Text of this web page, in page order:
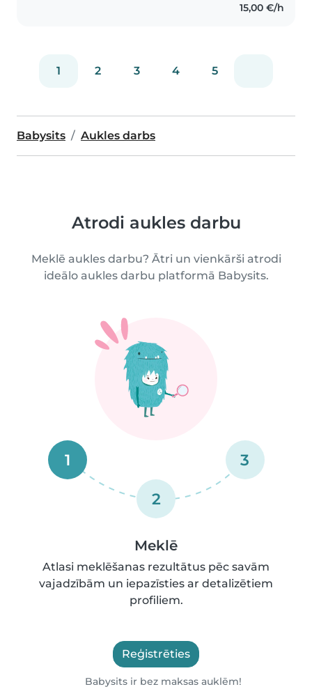
15,00 €/h
1 2 3 4 5
Babysits Aukles darbs
Atrodi aukles darbu
Meklē aukles darbu? Ātri un vienkārši atrodi
ideālo aukles darbu platformā Babysits.
1
2
3
Meklē
Atlasi meklēšanas rezultātus pēc savām
vajadzībām un iepazīsties ar detalizētiem
profiliem.
Reģistrēties
Babysits ir bez maksas auklēm!